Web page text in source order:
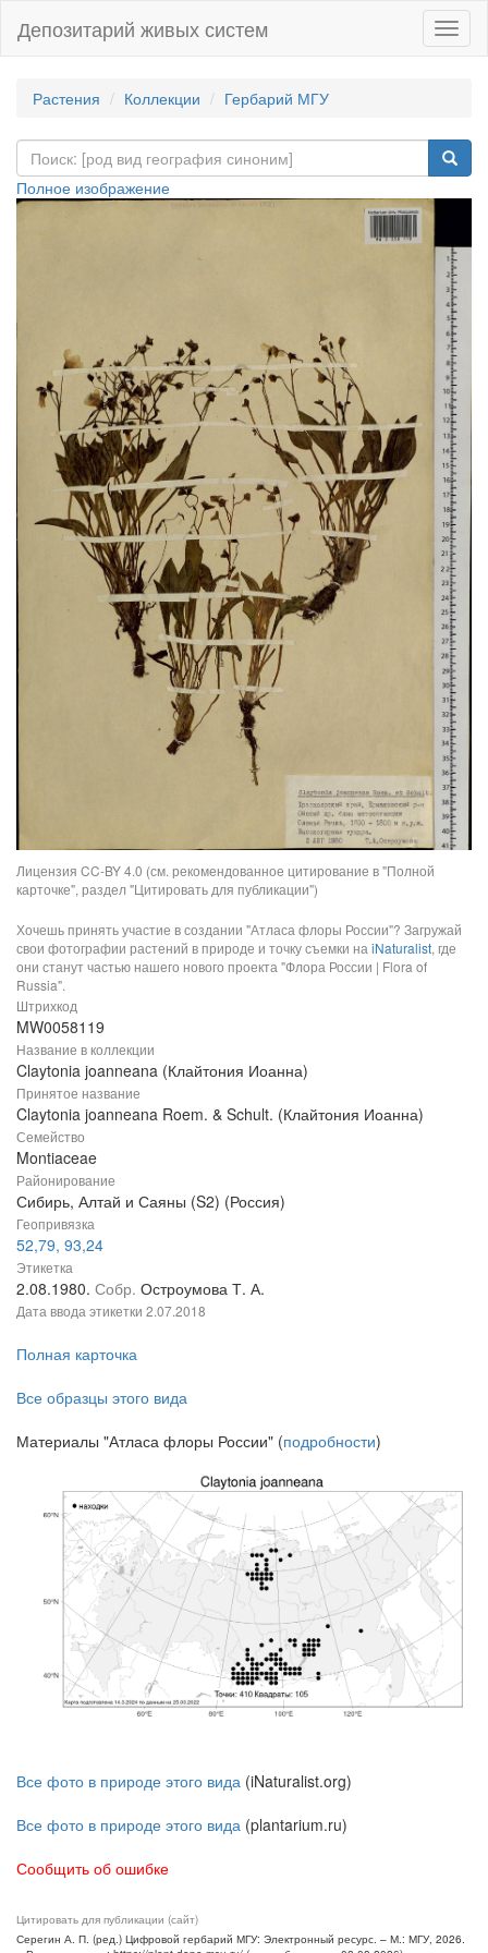
Депозитарий живых систем
Растения Коллекции Гербарий МГУ
Полное изображение
Лицензия CC-BY 4.0 (см. рекомендованное цитирование в "Полной
карточке", раздел "Цитировать для публикации")
Хочешь принять участие в создании "Атласа флоры России"? Загружай
свои фотографии растений в природе и точку съемки на iNaturalist, где
они станут частью нашего нового проекта "Флора России | Flora of
Russia".
Штрихкод
MW0058119
Название в коллекции
Claytonia joanneana (Клайтония Иоанна)
Принятое название
Claytonia joanneana Roem. & Schult. (Клайтония Иоанна)
Семейство
Montiaceae
Районирование
Сибирь, Алтай и Саяны (S2) (Россия)
Геопривязка
52,79, 93,24
Этикетка
2.08.1980. Собр. Остроумова Т. А.
Дата ввода этикетки 2.07.2018
Полная карточка
Все образцы этого вида
Материалы "Атласа флоры России" (подробности)
Все фото в природе этого вида (iNaturalist.org)
Все фото в природе этого вида (plantarium.ru)
Сообщить об ошибке
Цитировать для публикации (сайт)
Серегин А. П. (ред.) Цифровой гербарий МГУ: Электронный ресурс. – М.: МГУ, 2026.